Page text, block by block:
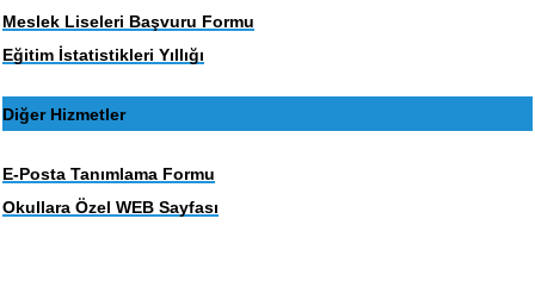
Meslek Liseleri Başvuru Formu
Eğitim İstatistikleri Yıllığı
Diğer Hizmetler
E-Posta Tanımlama Formu
Okullara Özel WEB Sayfası